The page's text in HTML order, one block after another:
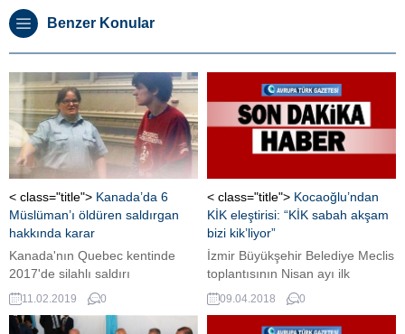
Benzer Konular
< class="title"> Kanada’da 6
Müslüman’ı öldüren saldırgan
hakkında karar
Kanada'nın Quebec kentinde
2017'de silahlı saldırı
düzenlediği camide ibadet eden
6 kişiyi katleden Alexandre
Bissonnette'e ömür boyu hapis
11.02.2019 0
< class="title"> Kocaoğlu’ndan
KİK eleştirisi: “KİK sabah akşam
bizi kik’liyor”
İzmir Büyükşehir Belediye Meclis
toplantısının Nisan ayı ilk
oturumu, gerçekleştirildi.
Toplantıda Büyükşehir
Belediyesi’nin denetim raporu
09.04.2018 0